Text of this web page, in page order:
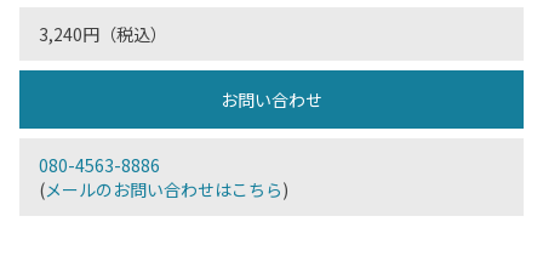
3,240円（税込）
お問い合わせ
080-4563-8886
(メールのお問い合わせはこちら)